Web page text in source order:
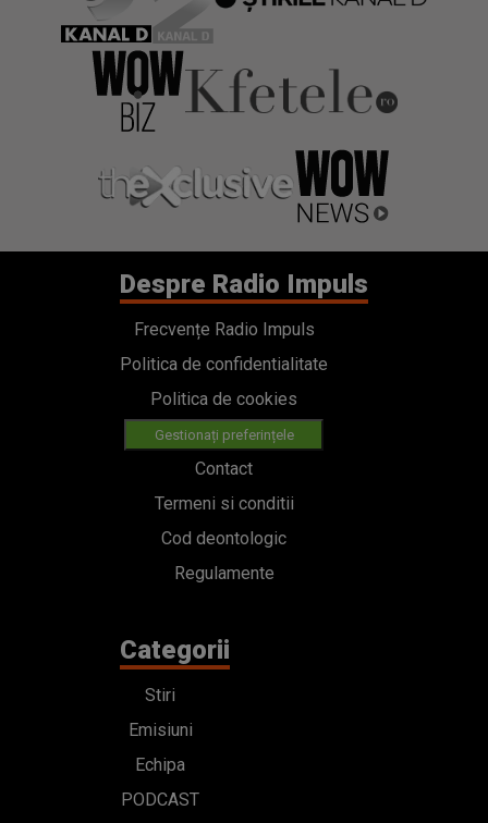
Despre Radio Impuls
Frecvențe Radio Impuls
Politica de confidentialitate
Politica de cookies
Gestionați preferințele
Contact
Termeni si conditii
Cod deontologic
Regulamente
Categorii
Stiri
Emisiuni
Echipa
PODCAST